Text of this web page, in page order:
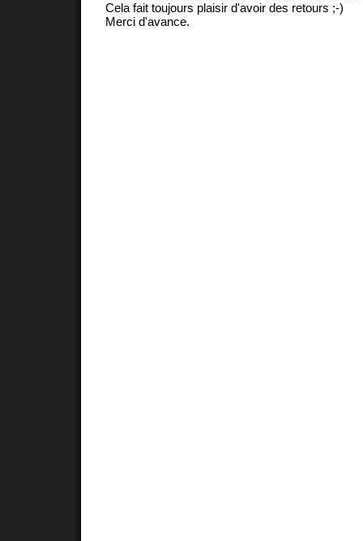
Cela fait toujours plaisir d'avoir des retours ;-)
Merci d'avance.